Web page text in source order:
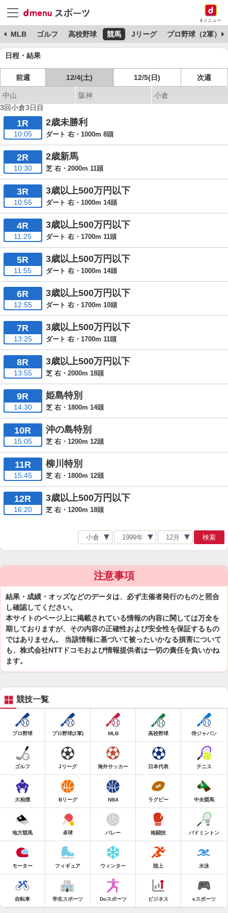
dメニュー
MLB ゴルフ 高校野球 競馬 Jリーグ プロ野球（2軍）
日程・結果
前週 12/4(土) 12/5(日) 次週
中山 阪神
小倉
3回小倉3日目
1R
10:05
2歳未勝利
ダート 右・1000m 8頭
2R
10:30
2歳新馬
芝 右・2000m 11頭
3R
10:55
3歳以上500万円以下
ダート 右・1000m 14頭
4R
11:25
3歳以上500万円以下
ダート 右・1700m 11頭
5R
11:55
3歳以上500万円以下
ダート 右・1000m 14頭
6R
12:55
3歳以上500万円以下
ダート 右・1700m 10頭
7R
13:25
3歳以上500万円以下
ダート 右・1700m 11頭
8R
13:55
3歳以上500万円以下
芝 右・2000m 18頭
9R
14:30
姫島特別
芝 右・1800m 14頭
10R
15:05
沖の島特別
芝 右・1200m 12頭
11R
15:45
柳川特別
芝 右・1800m 12頭
12R
16:20
3歳以上500万円以下
芝 右・1200m 18頭
検索
注意事項
結果・成績・オッズなどのデータは、必ず主催者発行のものと照合
し確認してください。
本サイトのページ上に掲載されている情報の内容に関しては万全を
期しておりますが、その内容の正確性および安全性を保証するもの
ではありません。 当該情報に基づいて被ったいかなる損害について
も、株式会社NTTドコモおよび情報提供者は一切の責任を負いかね
ます。
競技一覧
プロ野球 プロ野球(2軍) MLB 高校野球 侍ジャパン
ゴルフ Jリーグ 海外サッカー 日本代表 テニス
大相撲 Bリーグ NBA ラグビー 中央競馬
地方競馬 卓球 バレー 格闘技 バドミントン
モーター フィギュア ウィンター 陸上 水泳
自転車 学生スポーツ Doスポーツ ビジネス eスポーツ